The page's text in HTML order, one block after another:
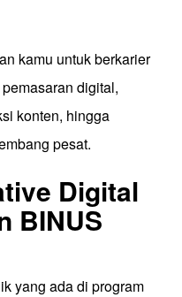
kamu untuk berkarier
digital,
konten, hingga
pesat.
Digital
BINUS
yang ada di program